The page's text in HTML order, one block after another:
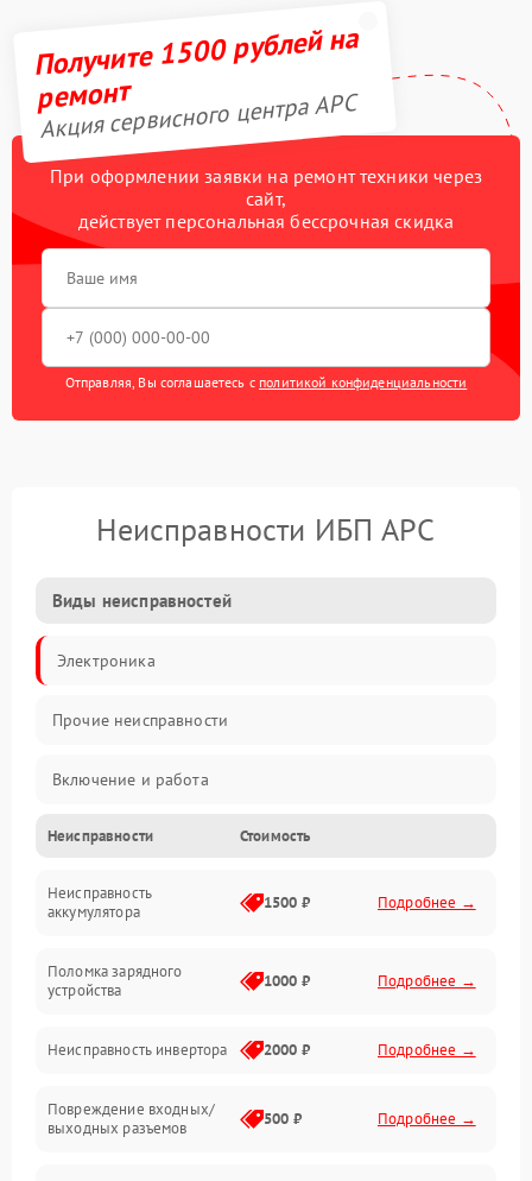
Получите 1500 рублей на
ремонт
Акция сервисного центра APC
При оформлении заявки на ремонт техники через
сайт,
действует персональная бессрочная скидка
Отправляя, Вы соглашаетесь с политикой конфиденциальности
Неисправности ИБП APC
Виды неисправностей
Электроника
Прочие неисправности
Включение и работа
Работа с нагрузкой
Звук и индикация
Механические повреждения
Неисправности Стоимость
Неисправность
аккумулятора
1500 ₽ Подробнее →
Поломка зарядного
устройства
1000 ₽ Подробнее →
Неисправность инвертора 2000 ₽ Подробнее →
Повреждение входных/
выходных разъемов
500 ₽ Подробнее →